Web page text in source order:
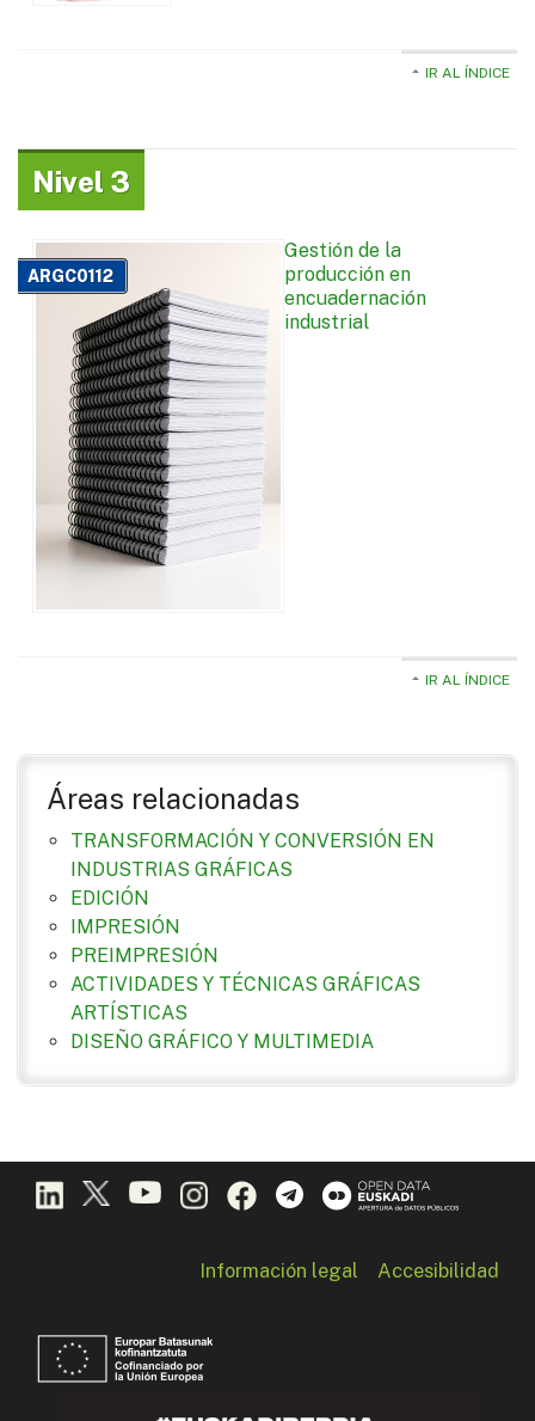
IR AL ÍNDICE
Nivel 3
ARGC0112
Gestión de la
producción en
encuadernación
industrial
IR AL ÍNDICE
Áreas relacionadas
TRANSFORMACIÓN Y CONVERSIÓN EN
INDUSTRIAS GRÁFICAS
EDICIÓN
IMPRESIÓN
PREIMPRESIÓN
ACTIVIDADES Y TÉCNICAS GRÁFICAS
ARTÍSTICAS
DISEÑO GRÁFICO Y MULTIMEDIA
Información legal Accesibilidad